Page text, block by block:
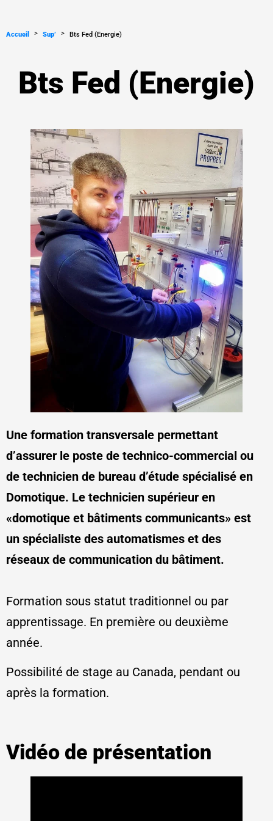
Accueil > Sup’ > Bts Fed (Energie)
Bts Fed (Energie)
Une formation transversale permettant
d’assurer le poste de technico-commercial ou
de technicien de bureau d’étude spécialisé en
Domotique. Le technicien supérieur en
«domotique et bâtiments communicants» est
un spécialiste des automatismes et des
réseaux de communication du bâtiment.
Formation sous statut traditionnel ou par
apprentissage. En première ou deuxième
année.
Possibilité de stage au Canada, pendant ou
après la formation.
Vidéo de présentation